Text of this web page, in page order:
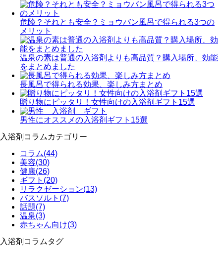
危険？それとも安全？ミョウバン風呂で得られる3つの
メリット
温泉の素は普通の入浴剤よりも高品質？購入場所、効能
をまとめました
長風呂で得られる効果、楽しみ方まとめ
贈り物にピッタリ！女性向けの入浴剤ギフト15選
男性にオススメの入浴剤ギフト15選
入浴剤コラムカテゴリー
コラム(44)
美容(30)
健康(26)
ギフト (20)
リラクゼーション(13)
バスソルト (7)
話題(7)
温泉(3)
赤ちゃん向け(3)
入浴剤コラムタグ